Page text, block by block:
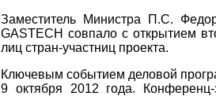
Заместитель Министра П.С.
GASTECH совпало с открытием
лиц стран-участниц проекта.
Ключевым событием деловой
9 октября 2012 года.